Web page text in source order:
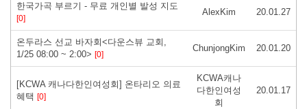
한국가곡 부르기 - 무료 개인별 발성 지도
[0]
AlexKim 20.01.27
온두라스 선교 바자회<다운스뷰 교회,
1/25 08:00 ~ 2:00> [0]
ChunjongKim 20.01.20
[KCWA 캐나다한인여성회] 온타리오 의료
혜택 [0]
KCWA캐나
다한인여성
회
20.01.17